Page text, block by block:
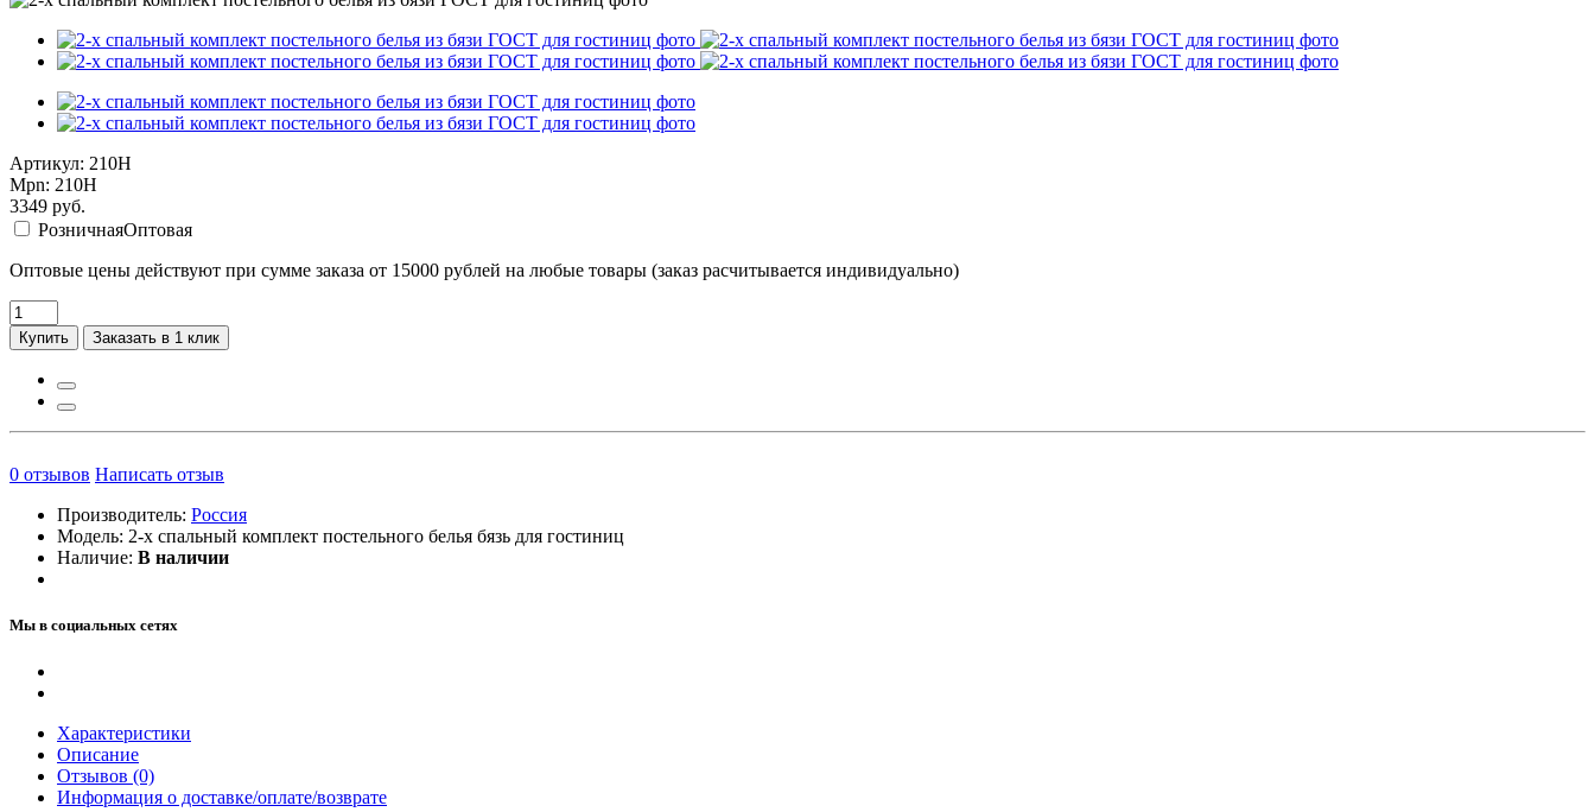
Артикул: 210Н
Mpn: 210Н
3349 руб.
РозничнаяОптовая
Оптовые цены действуют при сумме заказа от 15000 рублей на любые товары (заказ расчитывается индивидуально)
Купить Заказать в 1 клик
0 отзывов Написать отзыв
Производитель: Россия
Модель: 2-х спальный комплект постельного белья бязь для гостиниц
Наличие: В наличии
Мы в социальных сетях
Характеристики
Описание
Отзывов (0)
Информация о доставке/оплате/возврате